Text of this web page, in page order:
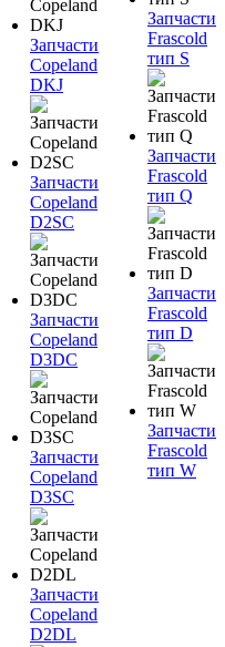
Запчасти
Copeland
DKJ
Запчасти
Copeland
D2SC
Запчасти
Copeland
D3DC
Запчасти
Copeland
D3SC
Запчасти
Copeland
D2DL
Запчасти
Frascold
тип S
Запчасти
Frascold
тип Q
Запчасти
Frascold
тип D
Запчасти
Frascold
тип W